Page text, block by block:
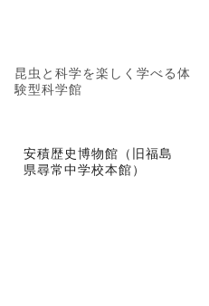
昆虫と科学を楽しく学べる体
験型科学館
安積歴史博物館（旧福島
県尋常中学校本館）